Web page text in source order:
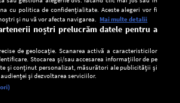
cu politica de confidențialitate. Aceste alegeri vor fi
și nu vă vor afecta navigarea. Mai multe detalii
noștri prelucrăm datele pentru a
de geolocație. Scanarea activă a caracteristicilor
Stocarea și/sau accesarea informațiilor de pe
și conținut personalizat, măsurători ale publicității și
și dezvoltarea serviciilor.